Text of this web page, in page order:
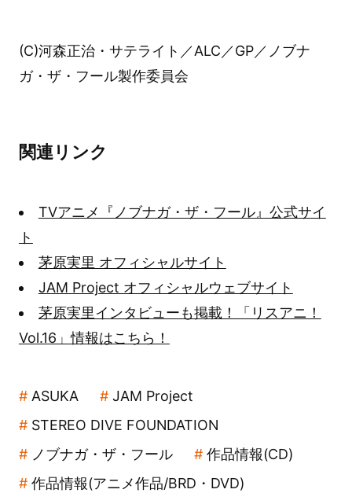
(C)河森正治・サテライト／ALC／GP／ノブナ
ガ・ザ・フール製作委員会
関連リンク
TVアニメ『ノブナガ・ザ・フール』公式サイ
ト
茅原実里 オフィシャルサイト
JAM Project オフィシャルウェブサイト
茅原実里インタビューも掲載！「リスアニ！
Vol.16」情報はこちら！
ASUKA
JAM Project
STEREO DIVE FOUNDATION
ノブナガ・ザ・フール
作品情報(CD)
作品情報(アニメ作品/BRD・DVD)